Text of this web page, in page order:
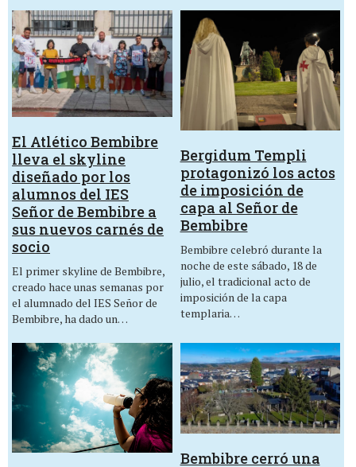
El Atlético Bembibre
lleva el skyline
diseñado por los
alumnos del IES
Señor de Bembibre a
sus nuevos carnés de
socio
El primer skyline de Bembibre,
creado hace unas semanas por
el alumnado del IES Señor de
Bembibre, ha dado un…
Bergidum Templi
protagonizó los actos
de imposición de
capa al Señor de
Bembibre
Bembibre celebró durante la
noche de este sábado, 18 de
julio, el tradicional acto de
imposición de la capa
templaria…
Bembibre cerró una